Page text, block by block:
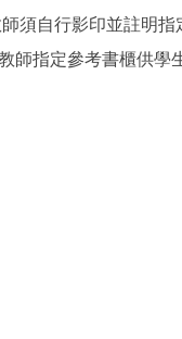
須自行影印並註明
師指定參考書櫃供